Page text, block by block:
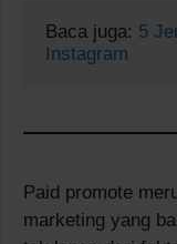
Baca juga: 5
Instagram
Paid promote
marketing yang